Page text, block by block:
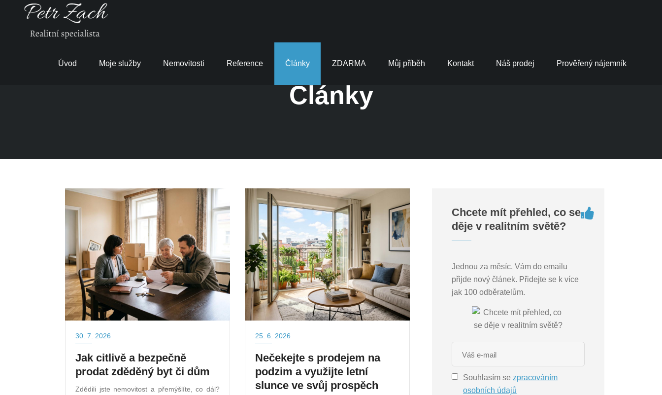
Úvod Moje služby Nemovitosti Reference Články ZDARMA Můj příběh Kontakt Náš prodej Prověřený nájemník
Články
30. 7. 2026
Jak citlivě a bezpečně
prodat zděděný byt či dům
Zdědili jste nemovitost a přemýšlíte, co dál?
25. 6. 2026
Nečekejte s prodejem na
podzim a využijte letní
slunce ve svůj prospěch
Chcete mít přehled, co se
děje v realitním světě?
Jednou za měsíc, Vám do emailu
přijde nový článek. Přidejte se k více
jak 100 odběratelům.
Souhlasím se zpracováním
osobních údajů